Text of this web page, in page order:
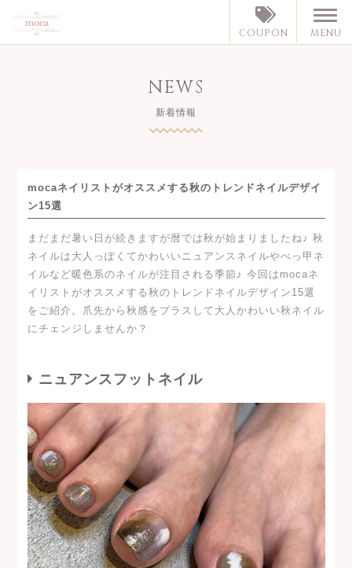
COUPON MENU
NEWS
新着情報
mocaネイリストがオススメする秋のトレンドネイルデザイ
ン15選
まだまだ暑い日が続きますが暦では秋が始まりましたね♪ 秋
ネイルは大人っぽくてかわいいニュアンスネイルやべっ甲ネ
イルなど暖色系のネイルが注目される季節♪ 今回はmocaネ
イリストがオススメする秋のトレンドネイルデザイン15選
をご紹介。爪先から秋感をプラスして大人かわいい秋ネイル
にチェンジしませんか？
ニュアンスフットネイル